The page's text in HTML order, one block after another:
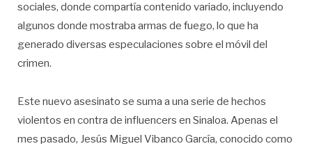
sociales, donde compartía contenido variado, incluyendo
algunos donde mostraba armas de fuego, lo que ha
generado diversas especulaciones sobre el móvil del
crimen.
Este nuevo asesinato se suma a una serie de hechos
violentos en contra de influencers en Sinaloa. Apenas el
mes pasado, Jesús Miguel Vibanco García, conocido como